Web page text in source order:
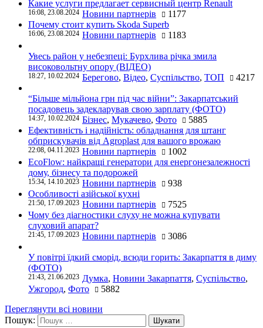
Какие услуги предлагает сервисный центр Renault
16:08, 23.08.2024 Новини партнерів
1177
Почему стоит купить Skoda Superb
16:06, 23.08.2024 Новини партнерів 1183
Увесь район у небезпеці: Бурхлива річка змила
високовольтну опору (ВІДЕО)
18:27, 10.02.2024 Берегово, Відео, Суспільство, ТОП 4217
“Більше мільйона грн під час війни”: Закарпатський
посадовець задекларував свою зарплату (ФОТО)
14:37, 10.02.2024 Бізнес, Мукачево, Фото
5885
Ефективність і надійність: обладнання для штанг
обприскувачів від Agroplast для вашого врожаю
22:08, 04.11.2023 Новини партнерів
1002
EcoFlow: найкращі генератори для енергонезалежності
дому, бізнесу та подорожей
15:34, 14.10.2023 Новини партнерів
938
Особливості азійської кухні
21:50, 17.09.2023 Новини партнерів
7525
Чому без діагностики слуху не можна купувати
слуховий апарат?
21:45, 17.09.2023 Новини партнерів 3086
У повітрі їдкий сморід, всюди горить: Закарпаття в диму
(ФОТО)
21:43, 21.06.2023 Думка, Новини Закарпаття, Суспільство,
Ужгород, Фото
5882
Переглянути всі новини
Пошук: